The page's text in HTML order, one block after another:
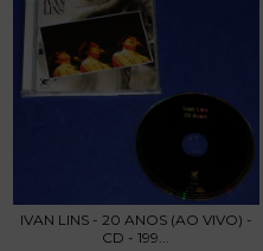
IVAN LINS - 20 ANOS (AO VIVO) -
CD - 199...